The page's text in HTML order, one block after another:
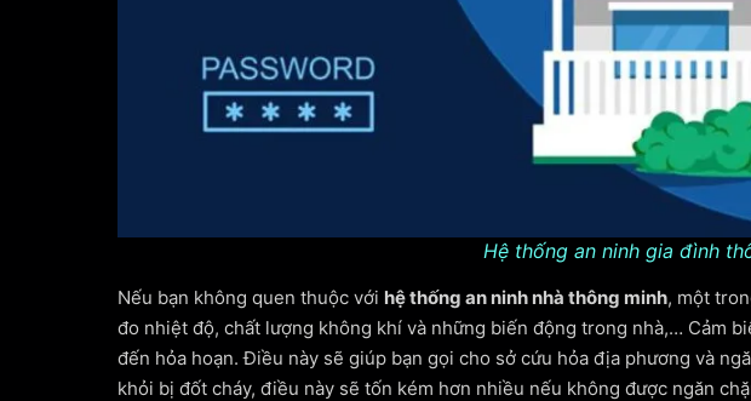
Hệ thống an ninh gia đình
Nếu bạn không quen thuộc với hệ thống an ninh nhà thông minh, một
đo nhiệt độ, chất lượng không khí và những biến động trong nhà,… Cảm
đến hỏa hoạn. Điều này sẽ giúp bạn gọi cho sở cứu hỏa địa phương và
khỏi bị đốt cháy, điều này sẽ tốn kém hơn nhiều nếu không được ngăn